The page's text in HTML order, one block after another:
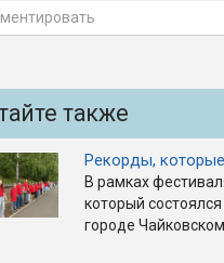
также
Рекорды,
В рамках
который
городе